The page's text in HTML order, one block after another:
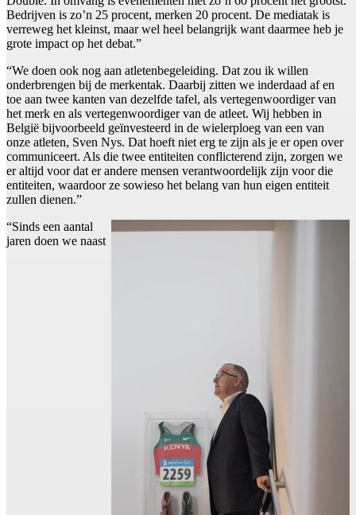
Bedrijven is zo’n 25 procent, merken 20 procent. De mediatak is
verreweg het kleinst, maar wel heel belangrijk want daarmee heb je
grote impact op het debat.”
“We doen ook nog aan atletenbegeleiding. Dat zou ik willen
onderbrengen bij de merkentak. Daarbij zitten we inderdaad af en
toe aan twee kanten van dezelfde tafel, als vertegenwoordiger van
het merk en als vertegenwoordiger van de atleet. Wij hebben in
België bijvoorbeeld geïnvesteerd in de wielerploeg van een van
onze atleten, Sven Nys. Dat hoeft niet erg te zijn als je er open over
communiceert. Als die twee entiteiten conflicterend zijn, zorgen we
er altijd voor dat er andere mensen verantwoordelijk zijn voor die
entiteiten, waardoor ze sowieso het belang van hun eigen entiteit
zullen dienen.”
“Sinds een aantal
jaren doen we naast